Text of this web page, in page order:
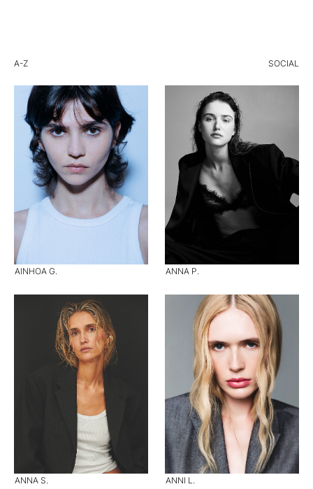
A-Z SOCIAL
AINHOA G. ANNA P.
ANNA S. ANNI L.